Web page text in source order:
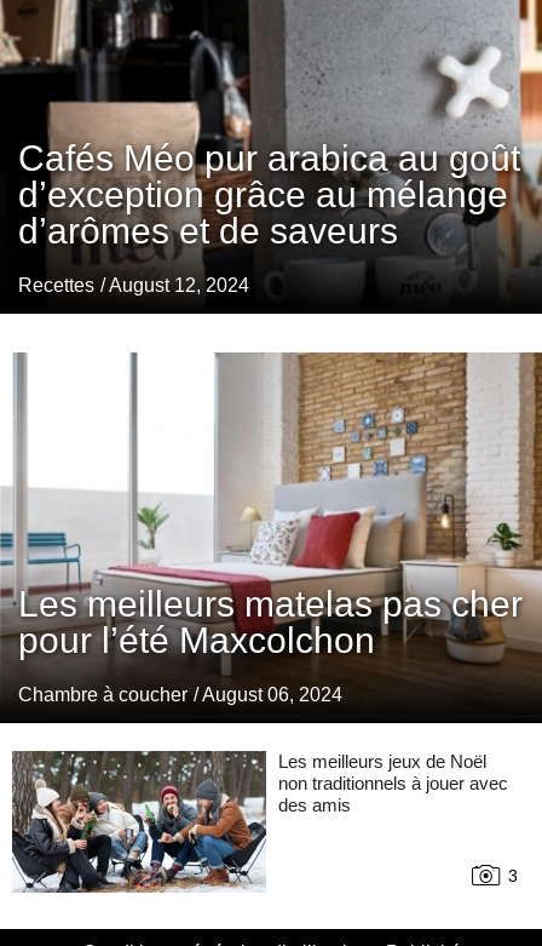
Cafés Méo pur arabica au goût
d’exception grâce au mélange
d’arômes et de saveurs
Recettes / August 12, 2024
Les meilleurs matelas pas cher
pour l’été Maxcolchon
Chambre à coucher / August 06, 2024
Les meilleurs jeux de Noël
non traditionnels à jouer avec
des amis
3